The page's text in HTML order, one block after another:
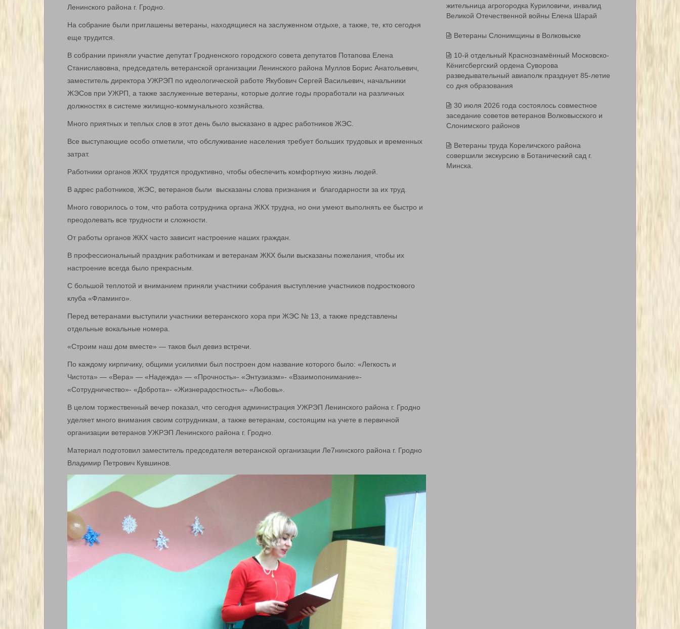
Ленинского района г. Гродно.
На собрание были приглашены ветераны, находящиеся на заслуженном отдыхе, а также, те, кто сегодня
еще трудится.
В собрании приняли участие депутат Гродненского городского совета депутатов Потапова Елена
Станиславовна, председатель ветеранской организации Ленинского района Муллов Борис Анатольевич,
заместитель директора УЖРЭП по идеологической работе Якубович Сергей Васильевич, начальники
ЖЭСов при УЖРП, а также заслуженные ветераны, которые долгие годы проработали на различных
должностях в системе жилищно-коммунального хозяйства.
Много приятных и теплых слов в этот день было высказано в адрес работников ЖЭС.
Все выступающие особо отметили, что обслуживание населения требует больших трудовых и временных
затрат.
Работники органов ЖКХ трудятся продуктивно, чтобы обеспечить комфортную жизнь людей.
В адрес работников, ЖЭС, ветеранов были высказаны слова признания и благодарности за их труд.
Много говорилось о том, что работа сотрудника органа ЖКХ трудна, но они умеют выполнять ее быстро и
преодолевать все трудности и сложности.
От работы органов ЖКХ часто зависит настроение наших граждан.
В профессиональный праздник работникам и ветеранам ЖКХ были высказаны пожелания, чтобы их
настроение всегда было прекрасным.
С большой теплотой и вниманием приняли участники собрания выступление участников подросткового
клуба «Фламинго».
Перед ветеранами выступили участники ветеранского хора при ЖЭС № 13, а также представлены
отдельные вокальные номера.
«Строим наш дом вместе» — таков был девиз встречи.
По каждому кирпичику, общими усилиями был построен дом название которого было: «Легкость и
Чистота» — «Вера» — «Надежда» — «Прочность»- «Энтузиазм»- «Взаимопонимание»-
«Сотрудничество»- «Доброта»- «Жизнерадостность»- «Любовь».
В целом торжественный вечер показал, что сегодня администрация УЖРЭП Ленинского района г. Гродно
уделяет много внимания своим сотрудникам, а также ветеранам, состоящим на учете в первичной
организации ветеранов УЖРЭП Ленинского района г. Гродно.
Материал подготовил заместитель председателя ветеранской организации Ле7нинского района г. Гродно
Владимир Петрович Кувшинов.
жительница агрогородка Куриловичи, инвалид
Великой Отечественной войны Елена Шарай
Ветераны Слонимщины в Волковыске
10-й отдельный Краснознамённый Московско-
Кёнигсбергский ордена Суворова
разведывательный авиаполк празднует 85-летие
со дня образования
30 июля 2026 года состоялось совместное
заседание советов ветеранов Волковысского и
Слонимского районов
Ветераны труда Кореличского района
совершили экскурсию в Ботанический сад г.
Минска.